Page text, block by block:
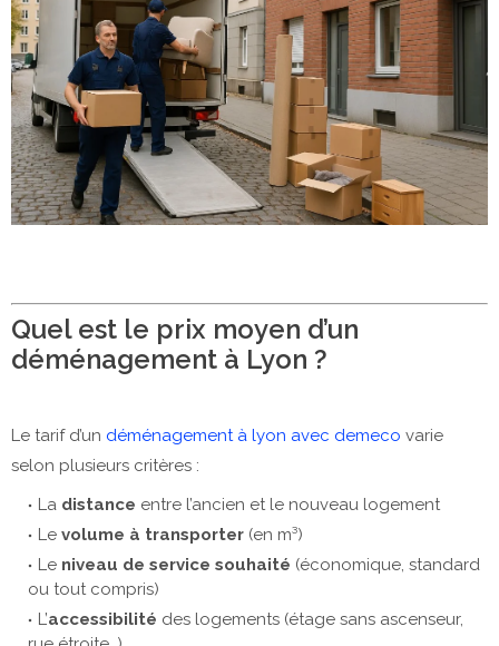
Quel est le prix moyen d’un
déménagement à Lyon ?
Le tarif d’un déménagement à lyon avec demeco varie
selon plusieurs critères :
La distance entre l’ancien et le nouveau logement
Le volume à transporter (en m³)
Le niveau de service souhaité (économique, standard
ou tout compris)
L’accessibilité des logements (étage sans ascenseur,